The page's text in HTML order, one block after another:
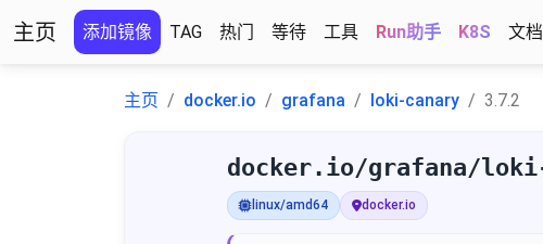
主页 添加镜像 TAG 热门 等待 工具 Run助手 K8S 文档
主页 docker.io grafana loki-canary 3.7.2
docker.io/grafana/
linux/amd64 docker.io